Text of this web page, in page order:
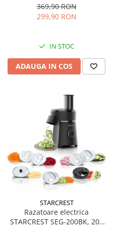
Accesorii, 10 Viteze + Pulse,
Negru
369,90 RON
299,90 RON
IN STOC
ADAUGA IN COS
STARCREST
Razatoare electrica
STARCREST SEG-200BK, 200